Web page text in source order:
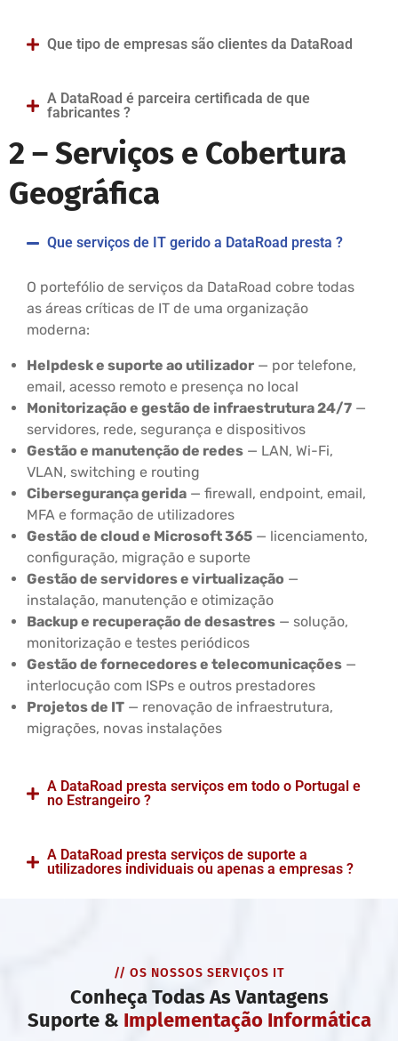
Que tipo de empresas são clientes da DataRoad
A DataRoad é parceira certificada de que
fabricantes ?
2 –Serviços e Cobertura
Geográfica
Que serviços de IT gerido a DataRoad presta ?
O portefólio de serviços da DataRoad cobre todas
as áreas críticas de IT de uma organização
moderna:
Helpdesk e suporte ao utilizador — por telefone,
email, acesso remoto e presença no local
Monitorização e gestão de infraestrutura 24/7 —
servidores, rede, segurança e dispositivos
Gestão e manutenção de redes — LAN, Wi-Fi,
VLAN, switching e routing
Cibersegurança gerida — firewall, endpoint, email,
MFA e formação de utilizadores
Gestão de cloud e Microsoft 365 — licenciamento,
configuração, migração e suporte
Gestão de servidores e virtualização —
instalação, manutenção e otimização
Backup e recuperação de desastres — solução,
monitorização e testes periódicos
Gestão de fornecedores e telecomunicações —
interlocução com ISPs e outros prestadores
Projetos de IT — renovação de infraestrutura,
migrações, novas instalações
A DataRoad presta serviços em todo o Portugal e
no Estrangeiro ?
A DataRoad presta serviços de suporte a
utilizadores individuais ou apenas a empresas ?
// OS NOSSOS SERVIÇOS IT
Conheça Todas As Vantagens
Suporte & Implementação Informática